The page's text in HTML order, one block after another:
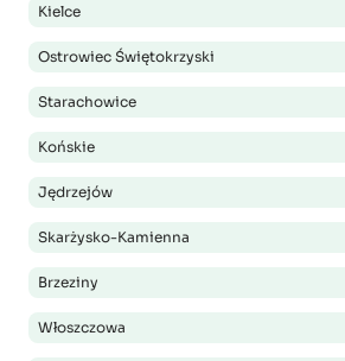
Kielce
Ostrowiec Świętokrzyski
Starachowice
Końskie
Jędrzejów
Skarżysko-Kamienna
Brzeziny
Włoszczowa